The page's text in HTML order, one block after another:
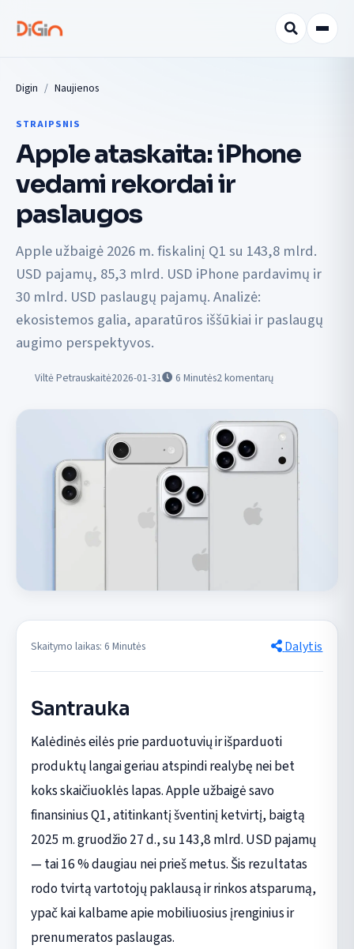
Digin Naujienos
STRAIPSNIS
Apple ataskaita: iPhone
vedami rekordai ir
paslaugos
Apple užbaigė 2026 m. fiskalinį Q1 su 143,8 mlrd.
USD pajamų, 85,3 mlrd. USD iPhone pardavimų ir
30 mlrd. USD paslaugų pajamų. Analizė:
ekosistemos galia, aparatūros iššūkiai ir paslaugų
augimo perspektyvos.
Viltė Petrauskaitė2026-01-31 6 Minutės2 komentarų
Skaitymo laikas: 6 Minutės Dalytis
Santrauka
Kalėdinės eilės prie parduotuvių ir išparduoti
produktų langai geriau atspindi realybę nei bet
koks skaičiuoklės lapas. Apple užbaigė savo
finansinius Q1, atitinkantį šventinį ketvirtį, baigtą
2025 m. gruodžio 27 d., su 143,8 mlrd. USD pajamų
— tai 16 % daugiau nei prieš metus. Šis rezultatas
rodo tvirtą vartotojų paklausą ir rinkos atsparumą,
ypač kai kalbame apie mobiliuosius įrenginius ir
prenumeratos paslaugas.